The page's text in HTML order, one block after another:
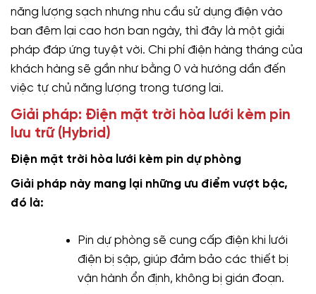
năng lượng sạch nhưng nhu cầu sử dụng điện vào
ban đêm lại cao hơn ban ngày, thì đây là một giải
pháp đáp ứng tuyệt vời. Chi phí điện hàng tháng của
khách hàng sẽ gần như bằng 0 và hướng dần đến
việc tự chủ năng lượng trong tương lai.
Giải pháp: Điện mặt trời hòa lưới kèm pin
lưu trữ (Hybrid)
Điện mặt trời hòa lưới kèm pin dự phòng
Giải pháp này mang lại những ưu điểm vượt bậc,
đó là:
Pin dự phòng sẽ cung cấp điện khi lưới
điện bị sập, giúp đảm bảo các thiết bị
vận hành ổn định, không bị gián đoạn.